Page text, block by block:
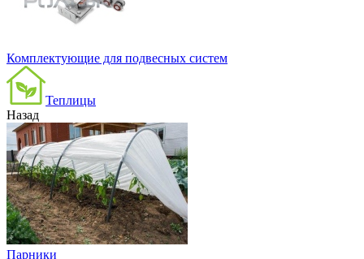
Комплектующие для подвесных систем
Теплицы
Назад
Парники